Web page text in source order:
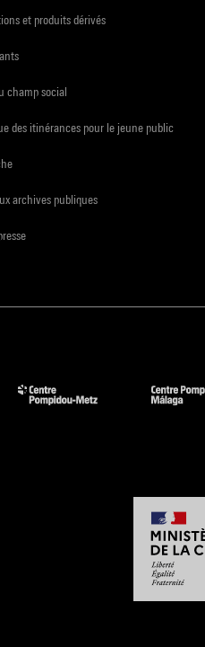
et produits dérivés
champ social
des itinérances pour le jeune public
archives publiques